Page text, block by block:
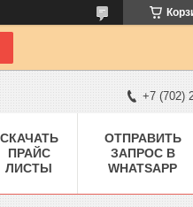
+7 (702)
СКАЧАТЬ
ПРАЙС
ЛИСТЫ
ОТПРАВИТЬ
ЗАПРОС В
WHATSAPP